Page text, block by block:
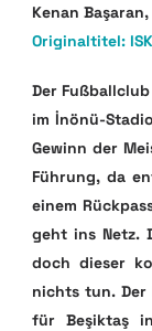
Kenan
Originaltitel:
Der
im İnönü-
Gewinn der
Führung, da
einem
geht ins Netz.
doch dieser
nichts tun. Der
für Beşiktaş